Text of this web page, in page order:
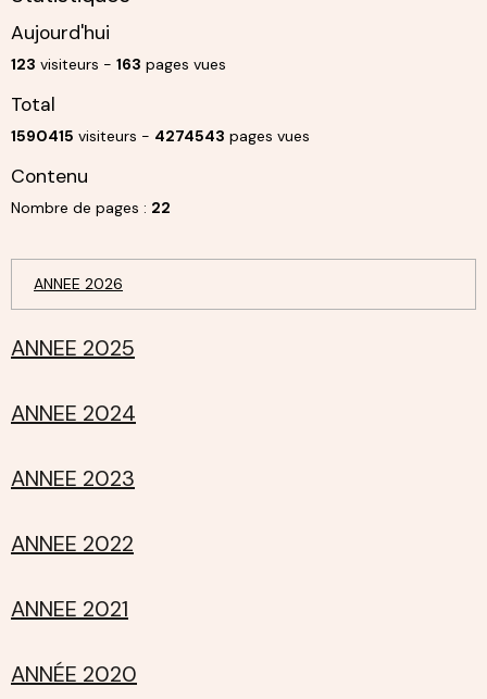
Aujourd'hui
123 visiteurs - 163 pages vues
Total
1590415 visiteurs - 4274543 pages vues
Contenu
Nombre de pages : 22
ANNEE 2026
ANNEE 2025
ANNEE 2024
ANNEE 2023
ANNEE 2022
ANNEE 2021
ANNÉE 2020